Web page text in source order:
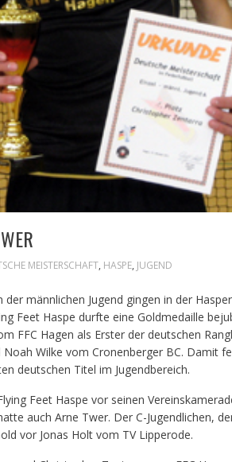
MEISTERSCHAFT, HASPE, JUGEND
männlichen Jugend gingen in der Hasper
Feet Haspe durfte eine Goldmedaille
FFC Hagen als Erster der deutschen
Wilke vom Cronenberger BC. Damit
deutschen Titel im Jugendbereich.
Feet Haspe vor seinen
auch Arne Twer. Der C-Jugendlichen,
vor Jonas Holt vom TV Lipperode.